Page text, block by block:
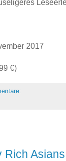
2017
€)
Rich Asians